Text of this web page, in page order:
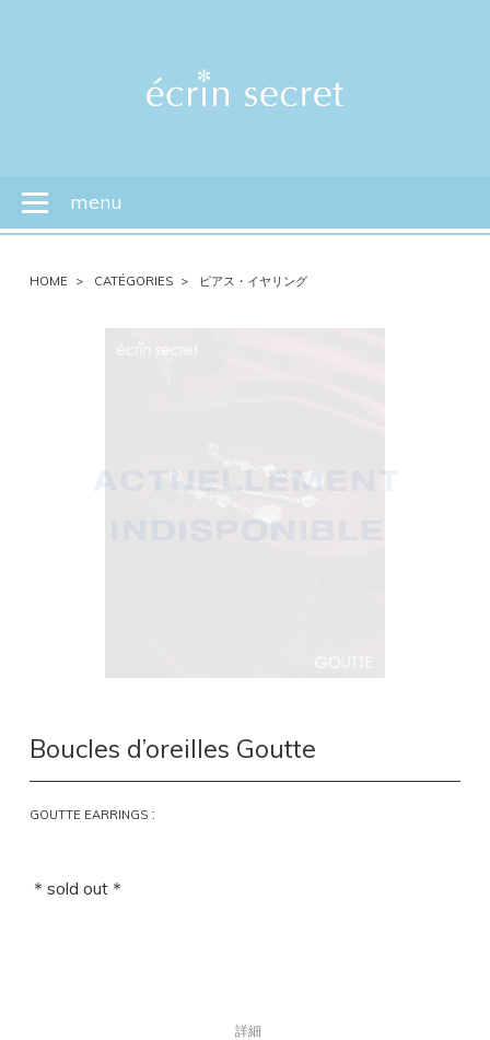
Toggle
navigation
menu
HOME CATÉGORIES ピアス・イヤリング
Boucles d’oreilles Goutte
GOUTTE EARRINGS:
＊sold out＊
詳細